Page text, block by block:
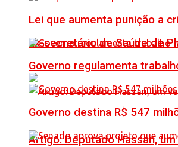
Ex-secretário de Saúde de
Artigo: Deputado Hassan,
Lei que aumenta punição a
Governo regulamenta
Governo destina R$ 547